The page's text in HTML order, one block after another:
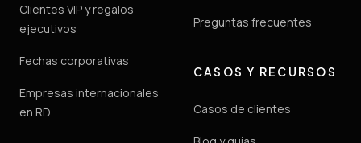
Clientes VIP y regalos
ejecutivos
Fechas corporativas
Empresas internacionales
en RD
Preguntas frecuentes
CASOS Y RECURSOS
Casos de clientes